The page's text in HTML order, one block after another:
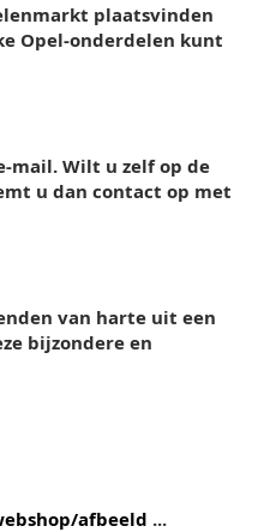
plaatsvinden
Opel-onderdelen kunt
mail. Wilt u zelf op de
u dan contact op met
van harte uit een
bijzondere en
afbeeld ...